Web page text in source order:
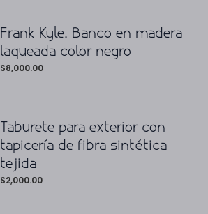
Frank Kyle. Banco en madera
laqueada color negro
$8,000.00
Taburete para exterior con
tapicería de fibra sintética
tejida
$2,000.00